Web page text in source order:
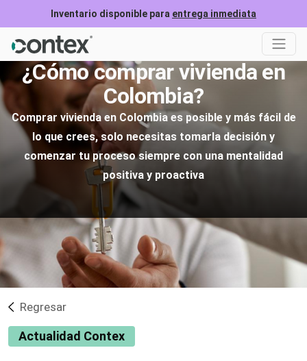
Inventario disponible para entrega inmediata
¿Cómo comprar vivienda en
Colombia?
Comprar vivienda en Colombia es posible y más fácil de
lo que crees, solo necesitas tomarla decisión y
comenzar tu proceso siempre con una mentalidad
positiva y proactiva
Regresar
Actualidad Contex